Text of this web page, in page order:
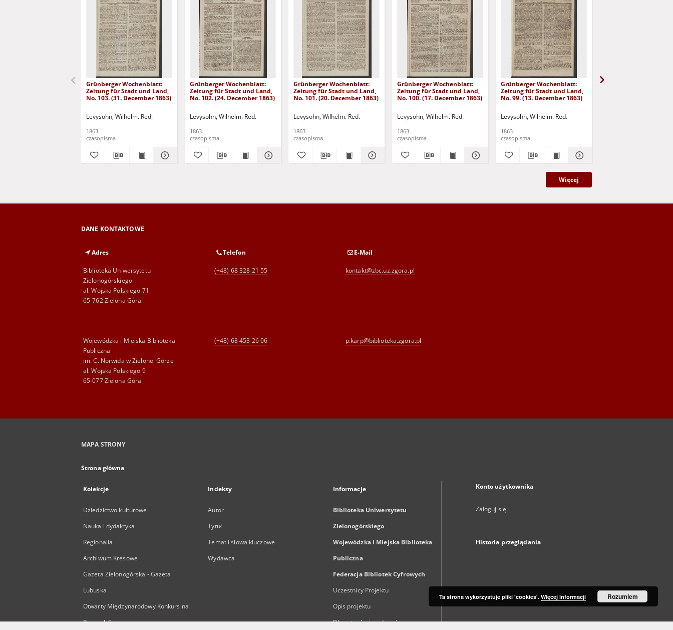
Grünberger Wochenblatt:
Zeitung für Stadt und Land,
No. 103. (31. December 1863)
Levysohn, Wilhelm. Red.
1863
czasopisma
Grünberger Wochenblatt:
Zeitung für Stadt und Land,
No. 102. (24. December 1863)
Levysohn, Wilhelm. Red.
1863
czasopisma
Grünberger Wochenblatt:
Zeitung für Stadt und Land,
No. 101. (20. December 1863)
Levysohn, Wilhelm. Red.
1863
czasopisma
Grünberger Wochenblatt:
Zeitung für Stadt und Land,
No. 100. (17. December 1863)
Levysohn, Wilhelm. Red.
1863
czasopisma
Grünberger Wochenblatt:
Zeitung für Stadt und Land,
No. 99. (13. December 1863)
Levysohn, Wilhelm. Red.
1863
czasopisma
Więcej
DANE KONTAKTOWE
Adres
Biblioteka Uniwersytetu
Zielonogórskiego
al. Wojska Polskiego 71
65-762 Zielona Góra
Telefon
(+48) 68 328 21 55
E-Mail
kontakt@zbc.uz.zgora.pl
Wojewódzka i Miejska Biblioteka
Publiczna
im. C. Norwida w Zielonej Górze
al. Wojska Polskiego 9
65-077 Zielona Góra
(+48) 68 453 26 06 p.karp@biblioteka.zgora.pl
MAPA STRONY
Strona główna
Kolekcje
Dziedzictwo kulturowe
Nauka i dydaktyka
Regionalia
Archiwum Kresowe
Gazeta Zielonogórska - Gazeta
Lubuska
Otwarty Międzynarodowy Konkurs na
Rysunek Satyryczny
Indeksy
Autor
Tytuł
Temat i słowa kluczowe
Wydawca
Informacje
Biblioteka Uniwersytetu
Zielonogórskiego
Wojewódzka i Miejska Biblioteka
Publiczna
Federacja Bibliotek Cyfrowych
Uczestnicy Projektu
Opis projektu
Dla autorów i wydawców
Konto użytkownika
Zaloguj się
Historia przeglądania
Ta strona wykorzystuje pliki 'cookies'. Więcej informacji Rozumiem